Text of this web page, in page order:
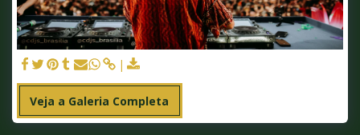
Veja a Galeria Completa